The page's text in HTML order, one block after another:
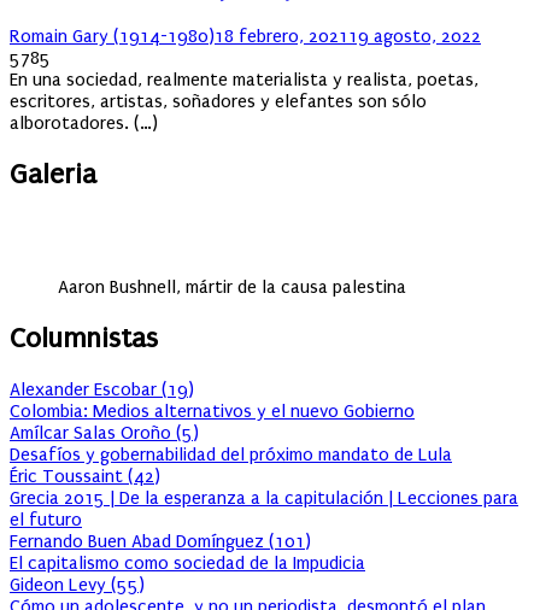
Author
Romain Gary (1914-1980)Posted
18 febrero, 202119 agosto, 2022
5785
En una sociedad, realmente materialista y realista, poetas,
escritores, artistas, soñadores y elefantes son sólo
alborotadores. (…)
Galeria
Aaron Bushnell, mártir de la causa palestina
Columnistas
Alexander Escobar (19)
Colombia: Medios alternativos y el nuevo Gobierno
Amílcar Salas Oroño (5)
Desafíos y gobernabilidad del próximo mandato de Lula
Éric Toussaint (42)
Grecia 2015 | De la esperanza a la capitulación | Lecciones para
el futuro
Fernando Buen Abad Domínguez (101)
El capitalismo como sociedad de la Impudicia
Gideon Levy (55)